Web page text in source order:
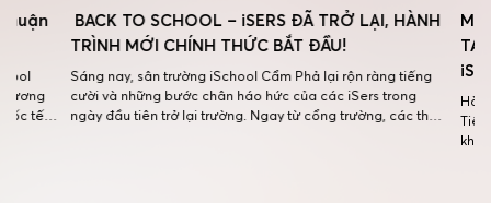
BACK TO SCHOOL – iSERS ĐÃ TRỞ LẠI, HÀNH
TRÌNH MỚI CHÍNH THỨC BẮT ĐẦU!
Sáng nay, sân trường iSchool Cẩm Phả lại rộn ràng tiếng
cười và những bước chân háo hức của các iSers trong
ngày đầu tiên trở lại trường. Ngay từ cổng trường, các thầy
MÙA HÈ
TẠT
iSCHOOL
Hành trình
Tiểu học
khép lại